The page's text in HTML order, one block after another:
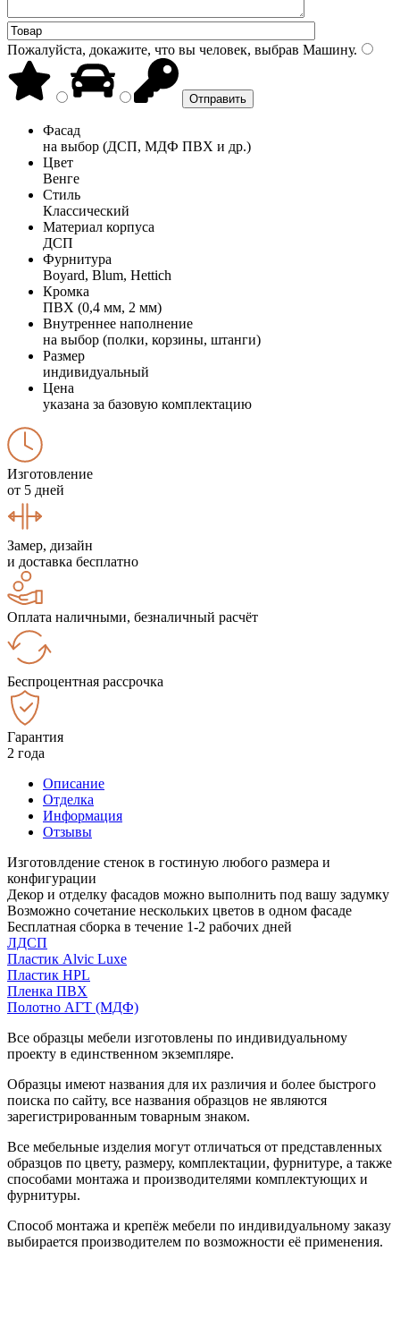
Пожалуйста, докажите, что вы человек, выбрав Машину.
Фасад
на выбор (ДСП, МДФ ПВХ и др.)
Цвет
Венге
Стиль
Классический
Материал корпуса
ДСП
Фурнитура
Boyard, Blum, Hettich
Кромка
ПВХ (0,4 мм, 2 мм)
Внутреннее наполнение
на выбор (полки, корзины, штанги)
Размер
индивидуальный
Цена
указана за базовую комплектацию
Изготовление
от 5 дней
Замер, дизайн
и доставка бесплатно
Оплата наличными, безналичный расчёт
Беспроцентная рассрочка
Гарантия
2 года
Описание
Отделка
Информация
Отзывы
Изготовлдение стенок в гостиную любого размера и
конфигурации
Декор и отделку фасадов можно выполнить под вашу задумку
Возможно сочетание нескольких цветов в одном фасаде
Бесплатная сборка в течение 1-2 рабочих дней
ЛДСП
Пластик Alvic Luxe
Пластик HPL
Пленка ПВХ
Полотно АГТ (МДФ)
Все образцы мебели изготовлены по индивидуальному
проекту в единственном экземпляре.
Образцы имеют названия для их различия и более быстрого
поиска по сайту, все названия образцов не являются
зарегистрированным товарным знаком.
Все мебельные изделия могут отличаться от представленных
образцов по цвету, размеру, комплектации, фурнитуре, а также
способами монтажа и производителями комплектующих и
фурнитуры.
Способ монтажа и крепёж мебели по индивидуальному заказу
выбирается производителем по возможности её применения.